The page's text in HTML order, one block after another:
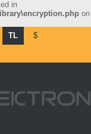
in
on
TL $